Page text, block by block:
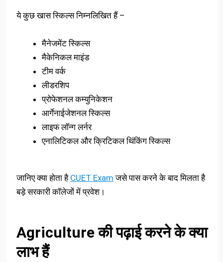
ये कुछ खास स्किल्स निम्नलिखित हैं –
मैनेजमेंट स्किल्स
मैकेनिकल माइंड
टीम वर्क
लीडरशिप
प्रोफेशनल कम्युनिकेशन
आर्गेनाईजेशनल स्किल्स
लाइफ लॉन्ग लर्नर
एनालिटिकल और क्रिटिकल थिंकिंग स्किल्स
जानिए क्या होता है CUET Exam जसे पास करने के बाद मिलता है
बड़े सरकारी कॉलेजों में प्रवेश।
Agriculture की पढ़ाई करने के क्या
लाभ हैं